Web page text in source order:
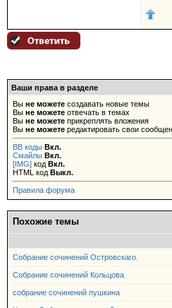
Ваши права в разделе
Вы не можете создавать новые темы
Вы не можете отвечать в темах
Вы не можете прикреплять вложения
Вы не можете редактировать свои
BB коды Вкл.
Смайлы Вкл.
[IMG] код Вкл.
HTML код Выкл.
Правила форума
Похожие темы
Собрание сочинений Островскаго.
Собрание сочинений Кольцова
собрание сочинений пушкина